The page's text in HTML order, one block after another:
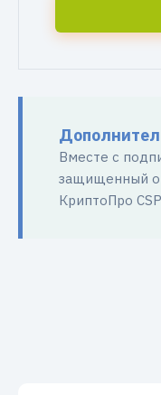
Вместе с
защищенный
КриптоПро